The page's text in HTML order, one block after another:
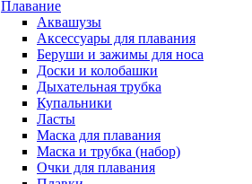
Плавание
Аквашузы
Аксессуары для плавания
Беруши и зажимы для носа
Доски и колобашки
Дыхательная трубка
Купальники
Ласты
Маска для плавания
Маска и трубка (набор)
Очки для плавания